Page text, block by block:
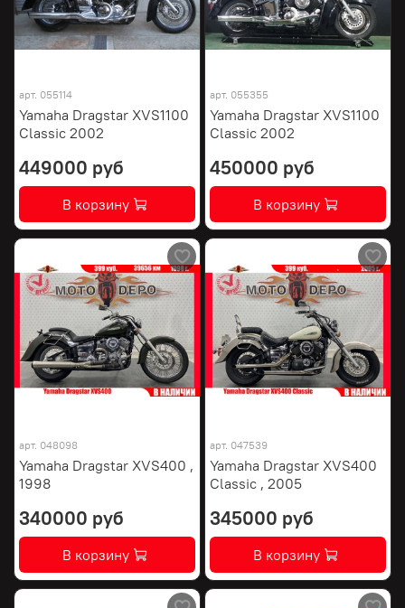
арт. 055114
Yamaha Dragstar XVS1100
Classic 2002
449000 руб
В корзину
арт. 055355
Yamaha Dragstar XVS1100
Classic 2002
450000 руб
В корзину
арт. 048098
Yamaha Dragstar XVS400 ,
1998
340000 руб
В корзину
арт. 047539
Yamaha Dragstar XVS400
Classic , 2005
345000 руб
В корзину